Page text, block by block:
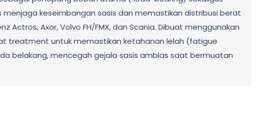
keseimbangan sasis dan memastikan distribusi berat
Axor, Volvo FH/FMX, dan Scania. Dibuat menggunakan
treatment untuk memastikan ketahanan lelah (fatigue
belakang, mencegah gejala sasis amblas saat bermuatan